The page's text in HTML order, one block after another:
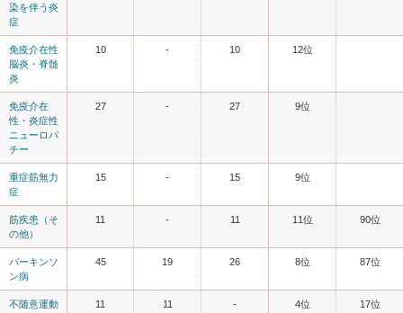
染を伴う炎
症
免疫介在性
脳炎・脊髄
炎
10 - 10 12位
免疫介在
性・炎症性
ニューロパ
チー
27 - 27 9位
重症筋無力
症
15 - 15 9位
筋疾患（そ
の他）
11 - 11 11位 90位
パーキンソ
ン病
45 19 26 8位 87位
不随意運動 11 11 - 4位 17位